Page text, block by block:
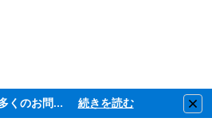
ただいま大変多くのお問い合わせをいただいており、ご連絡までにお時間を頂戴しております 続きを読む